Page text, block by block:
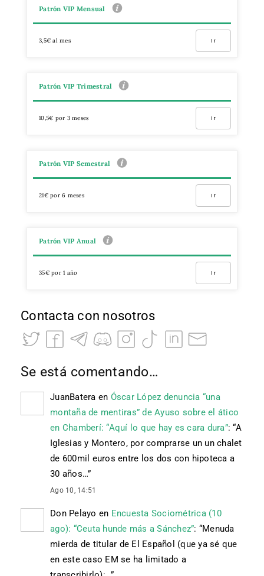
Patrón VIP Mensual
3,5€ al mes Ir
Patrón VIP Trimestral
10,5€ por 3 meses Ir
Patrón VIP Semestral
21€ por 6 meses Ir
Patrón VIP Anual
35€ por 1 año Ir
Contacta con nosotros
Se está comentando…
JuanBatera en Óscar López denuncia “una
montaña de mentiras” de Ayuso sobre el ático
en Chamberí: “Aquí lo que hay es cara dura”: “A
Iglesias y Montero, por comprarse un un chalet
de 600mil euros entre los dos con hipoteca a
30 años…”
Ago 10, 14:51
Don Pelayo en Encuesta Sociométrica (10
ago): “Ceuta hunde más a Sánchez”: “Menuda
mierda de titular de El Español (que ya sé que
en este caso EM se ha limitado a